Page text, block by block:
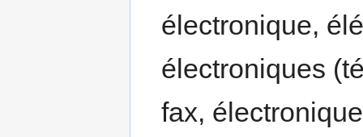
électronique,
électroniques
fax,